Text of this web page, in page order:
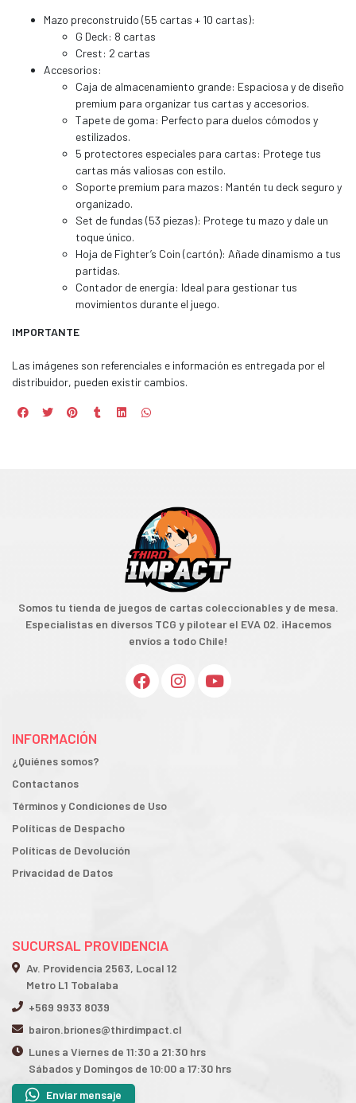
Mazo preconstruido (55 cartas + 10 cartas):
G Deck: 8 cartas
Crest: 2 cartas
Accesorios:
Caja de almacenamiento grande: Espaciosa y de diseño
premium para organizar tus cartas y accesorios.
Tapete de goma: Perfecto para duelos cómodos y
estilizados.
5 protectores especiales para cartas: Protege tus
cartas más valiosas con estilo.
Soporte premium para mazos: Mantén tu deck seguro y
organizado.
Set de fundas (53 piezas): Protege tu mazo y dale un
toque único.
Hoja de Fighter’s Coin (cartón): Añade dinamismo a tus
partidas.
Contador de energía: Ideal para gestionar tus
movimientos durante el juego.
IMPORTANTE
Las imágenes son referenciales e información es entregada por el
distribuidor, pueden existir cambios.
Somos tu tienda de juegos de cartas coleccionables y de mesa.
Especialistas en diversos TCG y pilotear el EVA 02. ¡Hacemos
envíos a todo Chile!
INFORMACIÓN
¿Quiénes somos?
Contactanos
Términos y Condiciones de Uso
Políticas de Despacho
Políticas de Devolución
Privacidad de Datos
SUCURSAL PROVIDENCIA
Av. Providencia 2563, Local 12
Metro L1 Tobalaba
+569 9933 8039
bairon.briones@thirdimpact.cl
Lunes a Viernes de 11:30 a 21:30 hrs
Sábados y Domingos de 10:00 a 17:30 hrs
Enviar mensaje